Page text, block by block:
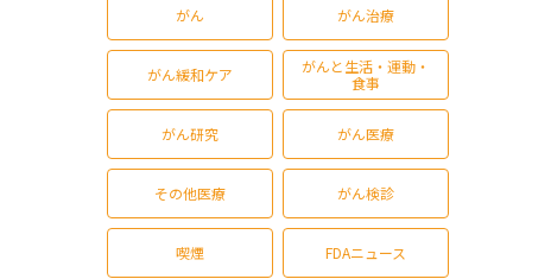
がん がん治療
がん緩和ケア
がんと生活・運動・
食事
がん研究 がん医療
その他医療 がん検診
喫煙 FDAニュース